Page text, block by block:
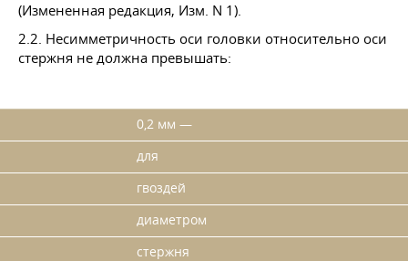
(Измененная редакция, Изм. N 1).
2.2. Несимметричность оси головки относительно оси
стержня не должна превышать:
0,2 мм —
для
гвоздей
диаметром
стержня